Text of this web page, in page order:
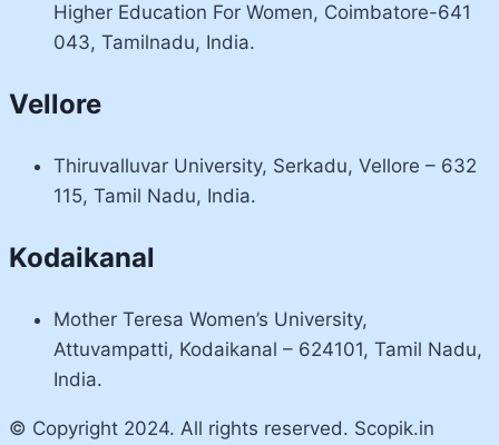
Higher Education For Women, Coimbatore-641
043, Tamilnadu, India.
Vellore
Thiruvalluvar University, Serkadu, Vellore – 632
115, Tamil Nadu, India.
Kodaikanal
Mother Teresa Women’s University,
Attuvampatti, Kodaikanal – 624101, Tamil Nadu,
India.
© Copyright 2024. All rights reserved. Scopik.in